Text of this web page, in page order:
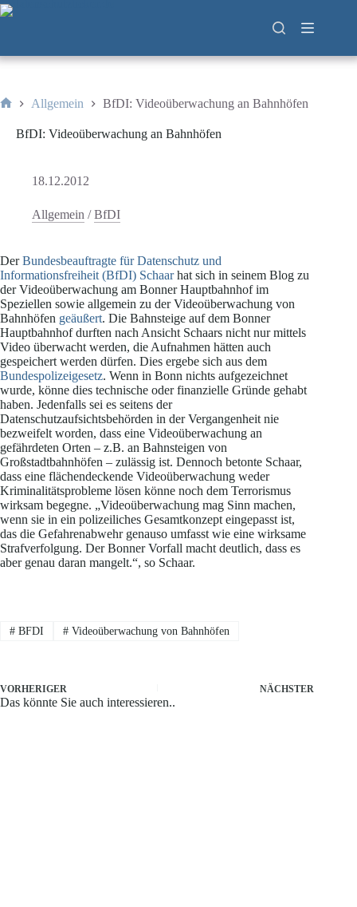
Zum
Inhalt
Allgemein BfDI: Videoüberwachung an Bahnhöfen
BfDI: Videoüberwachung an Bahnhöfen
18.12.2012
Allgemein /BfDI
DerBundesbeauftragte für Datenschutz und
Informationsfreiheit (BfDI) Schaarhat sich in seinem Blog zu
der Videoüberwachung am Bonner Hauptbahnhof im
Speziellen sowie allgemein zu der Videoüberwachung von
Bahnhöfen geäußert. Die Bahnsteige auf dem Bonner
Hauptbahnhof durften nach Ansicht Schaars nicht nur mittels
Video überwacht werden, die Aufnahmen hätten auch
gespeichert werden dürfen. Dies ergebe sich aus dem
Bundespolizeigesetz. Wenn in Bonn nichts aufgezeichnet
wurde, könne dies technische oder finanzielle Gründe gehabt
haben. Jedenfalls sei es seitens der
Datenschutzaufsichtsbehörden in der Vergangenheit nie
bezweifelt worden, dass eine Videoüberwachung an
gefährdeten Orten – z.B. an Bahnsteigen von
Großstadtbahnhöfen – zulässig ist. Dennoch betonte Schaar,
dass eine flächendeckende Videoüberwachung weder
Kriminalitätsprobleme lösen könne noch dem Terrorismus
wirksam begegne. „Videoüberwachung mag Sinn machen,
wenn sie in ein polizeiliches Gesamtkonzept eingepasst ist,
das die Gefahrenabwehr genauso umfasst wie eine wirksame
Strafverfolgung. Der Bonner Vorfall macht deutlich, dass es
aber genau daran mangelt.“, so Schaar.
#BFDI #Videoüberwachung von Bahnhöfen
VORHERIGER NÄCHSTER
Das könnte Sie auch interessieren..